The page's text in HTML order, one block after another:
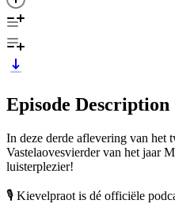
Episode Description
In deze derde aflevering van het
Vastelaovesvierder van het jaar
luisterplezier!
🎙️ Kievelpraot is dé officiële